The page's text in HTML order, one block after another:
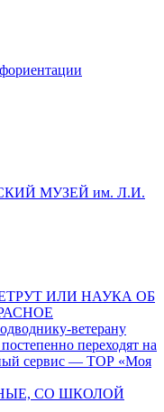
МУЗЕЙ им. Л.И.
ИЛИ НАУКА ОБ
ветерану
переходят на
сервис — ТОР «Моя
СО ШКОЛОЙ